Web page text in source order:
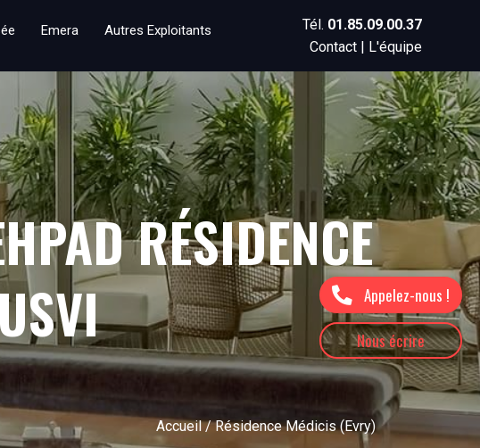
Appelez-nous !
Nous écrire
Emera Autres Exploitants Tél. 01.85.09.00.37
Contact | L'équipe
RÉSIDENCE
Accueil/ Résidence Médicis (Evry)